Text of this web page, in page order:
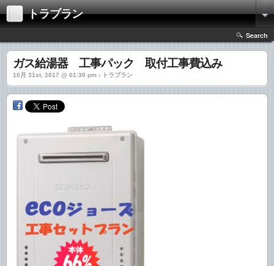
トラブラン
Search
ガス給湯器 工事パック 取付工事費込み
10月 31st, 2017 @ 01:30 pm › トラブラン